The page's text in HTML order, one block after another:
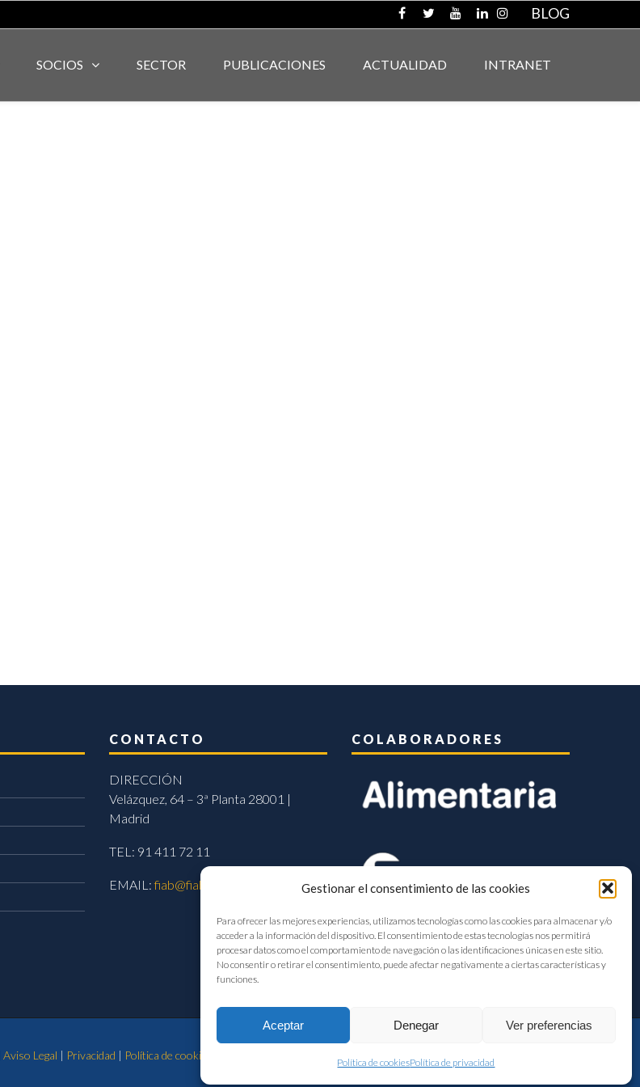
Gestionar el consentimiento de las cookies
Para ofrecer las mejores experiencias, utilizamos tecnologías como las cookies para almacenar y/o
acceder a la información del dispositivo. El consentimiento de estas tecnologías nos permitirá
procesar datos como el comportamiento de navegación o las identificaciones únicas en este sitio.
No consentir o retirar el consentimiento, puede afectar negativamente a ciertas características y
funciones.
Aceptar Denegar Ver preferencias
Política de cookiesPolítica de privacidad
BLOG
SOCIOS SECTOR PUBLICACIONES ACTUALIDAD INTRANET
CONTACTO
DIRECCIÓN
Velázquez, 64 – 3ª Planta 28001 |
Madrid
TEL: 91 411 72 11
EMAIL:fiab@fiab.es
COLABORADORES
Aviso Legal | Privacidad | Política de cookies